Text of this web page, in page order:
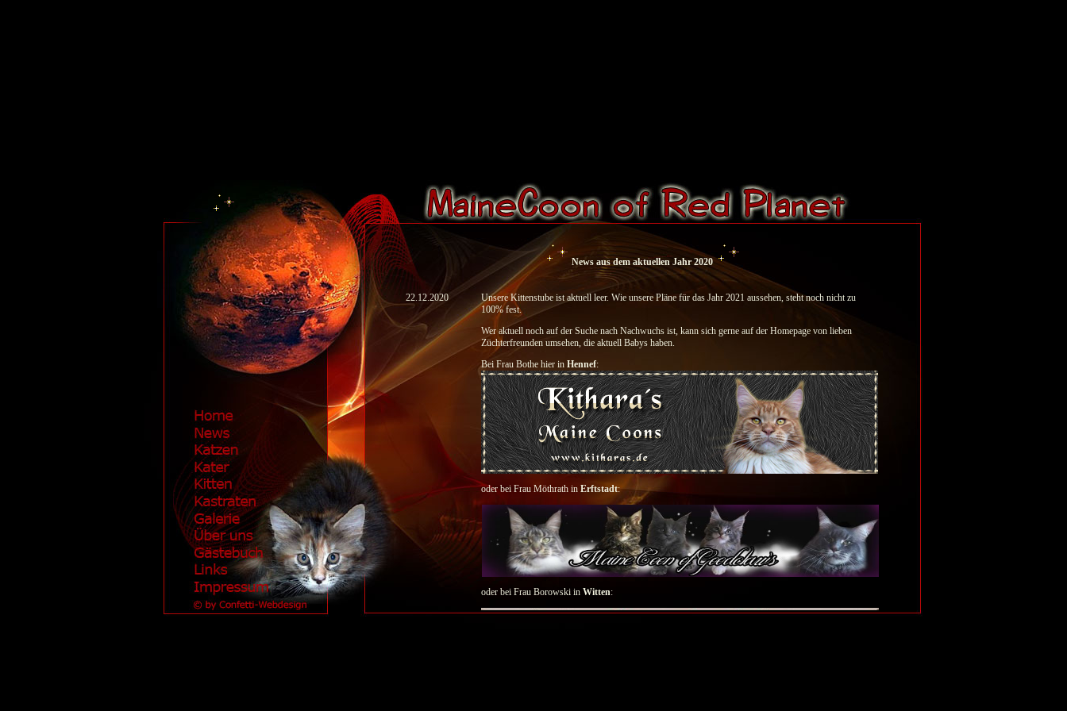
News aus dem aktuellen Jahr 2020
22.12.2020
Unsere Kittenstube ist aktuell leer. Wie unsere Pläne für das Jahr 2021 aussehen, steht noch nicht zu
100% fest.
Wer aktuell noch auf der Suche nach Nachwuchs ist, kann sich gerne auf der Homepage von lieben
Züchterfreunden umsehen, die aktuell Babys haben.
Bei Frau Bothe hier in Hennef:
oder bei Frau Möthrath in Erftstadt:
oder bei Frau Borowski in Witten: